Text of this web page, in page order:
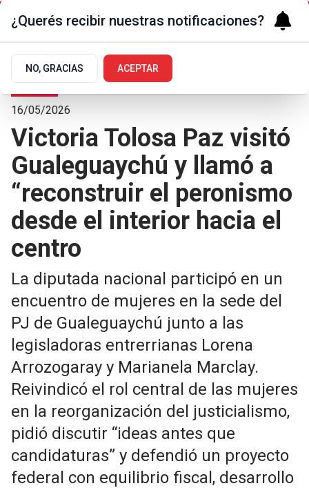
Polí­tica
16/05/2026
Victoria Tolosa Paz visitó
Gualeguaychú y llamó a
“reconstruir el peronismo
desde el interior hacia el
centro
La diputada nacional participó en un
encuentro de mujeres en la sede del
PJ de Gualeguaychú junto a las
legisladoras entrerrianas Lorena
Arrozogaray y Marianela Marclay.
Reivindicó el rol central de las mujeres
en la reorganización del justicialismo,
pidió discutir “ideas antes que
candidaturas” y defendió un proyecto
federal con equilibrio fiscal, desarrollo
¿Querés recibir nuestras notificaciones?
NO, GRACIAS ACEPTAR